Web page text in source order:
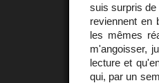
suis surpris de
reviennent en
les mêmes
m'angoisser,
lecture et
qui, par un